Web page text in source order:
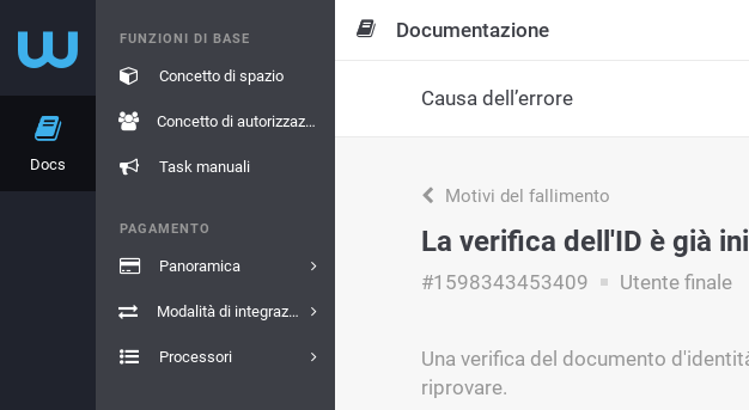
Docs
FUNZIONI DI BASE
Concetto di spazio
Concetto di autorizzazione
Task manuali
PAGAMENTO
Panoramica
Modalità di integrazione
Processori
Documentazione
Causa dell’errore
Motivi del fallimento
La verifica dell'ID è già
#1598343453409 Utente finale
Una verifica del documento
riprovare.